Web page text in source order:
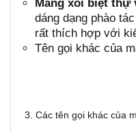
Máng xối biệt thự
dáng dạng phào
rất thích hợp với
Tên gọi khác của
3. Các tên gọi khác của